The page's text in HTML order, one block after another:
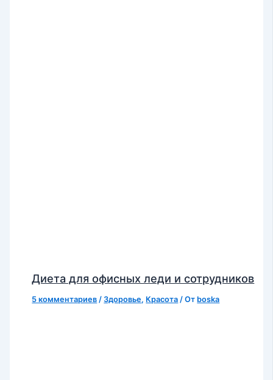
Диета для офисных леди и сотрудников
5 комментариев /Здоровье, Красота / От boska